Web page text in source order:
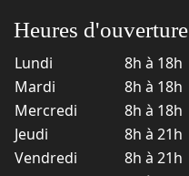
Heures d'ouverture
Lundi
8h à 18h
Mardi
8h à 18h
Mercredi
8h à 18h
Jeudi
8h à 21h
Vendredi
8h à 21h